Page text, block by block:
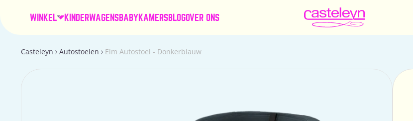
WINKEL KINDERWAGENSBABYKAMERSBLOGOVER ONS
Casteleyn Autostoelen Elm Autostoel - Donkerblauw